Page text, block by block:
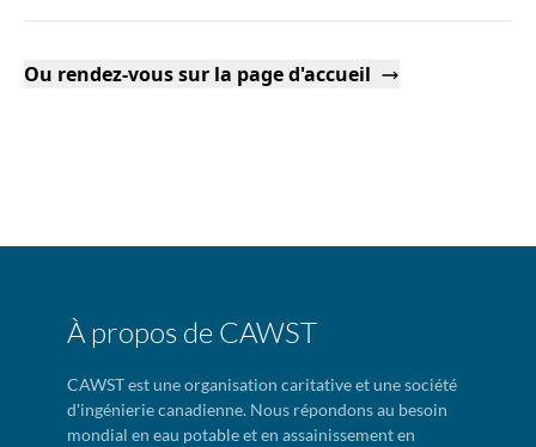
Ou rendez-vous sur la page d'accueil
À propos de CAWST
CAWST est une organisation caritative et une société
d'ingénierie canadienne. Nous répondons au besoin
mondial en eau potable et en assainissement en